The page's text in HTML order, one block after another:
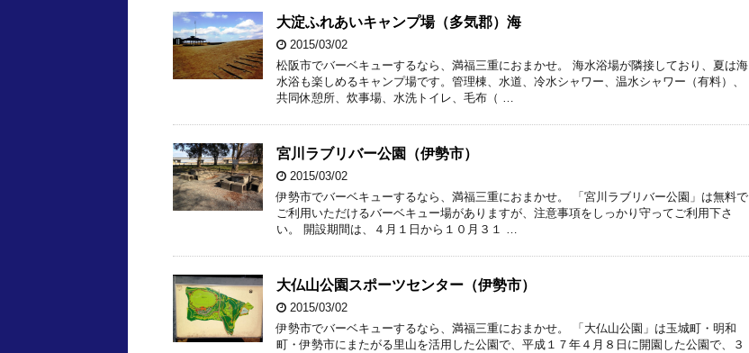
大淀ふれあいキャンプ場（多気郡）海
2015/03/02
松阪市でバーベキューするなら、満福三重におまかせ。 海水浴場が隣接しており、夏は海
水浴も楽しめるキャンプ場です。管理棟、水道、冷水シャワー、温水シャワー（有料）、
共同休憩所、炊事場、水洗トイレ、毛布（ …
宮川ラブリバー公園（伊勢市）
2015/03/02
伊勢市でバーベキューするなら、満福三重におまかせ。 「宮川ラブリバー公園」は無料で
ご利用いただけるバーベキュー場がありますが、注意事項をしっかり守ってご利用下さ
い。 開設期間は、４月１日から１０月３１ …
大仏山公園スポーツセンター（伊勢市）
2015/03/02
伊勢市でバーベキューするなら、満福三重におまかせ。 「大仏山公園」は玉城町・明和
町・伊勢市にまたがる里山を活用した公園で、平成１７年４月８日に開園した公園で、３